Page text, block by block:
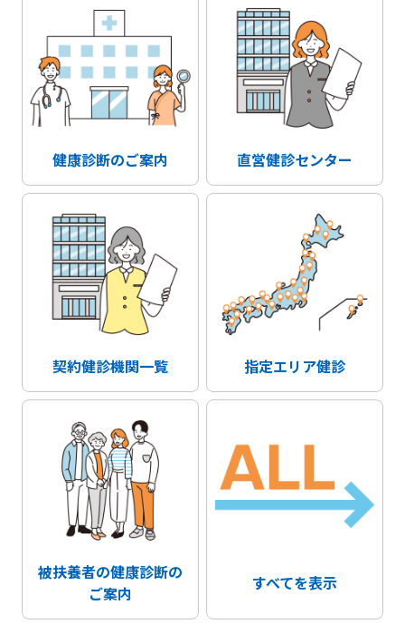
健康診断のご案内 直営健診センター
契約健診機関一覧 指定エリア健診
被扶養者の健康診断の
ご案内
すべてを表示